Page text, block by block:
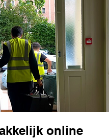
online